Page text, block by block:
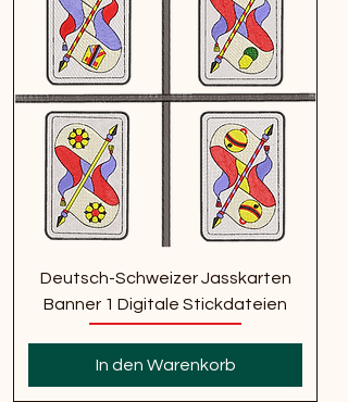
Deutsch-Schweizer Jasskarten
Banner 1 Digitale Stickdateien
In den Warenkorb